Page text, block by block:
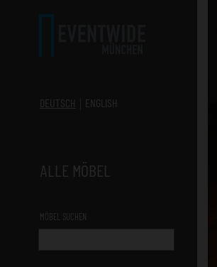
DEUTSCH ENGLISH
ALLE MÖBEL
MÖBEL SUCHEN